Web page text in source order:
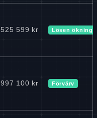
525 599 kr Lösen ökning
997 100 kr Förvärv